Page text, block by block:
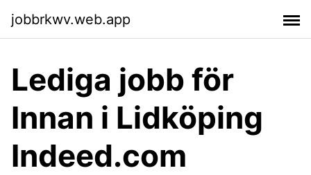
jobbrkwv.web.app
Lediga jobb för
Innan i Lidköping
Indeed.com